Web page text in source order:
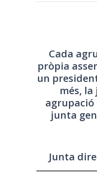
Cada
pròpia
un
més,
junta
Junta